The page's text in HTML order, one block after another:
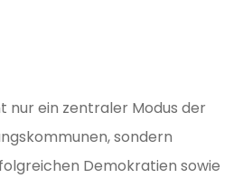
nur ein zentraler Modus der
sondern
Demokratien sowie